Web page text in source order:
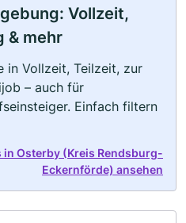
Vollzeit,
& mehr
in Vollzeit, Teilzeit, zur
– auch für
Einfach filtern
in Osterby (Kreis Rendsburg-
Eckernförde) ansehen